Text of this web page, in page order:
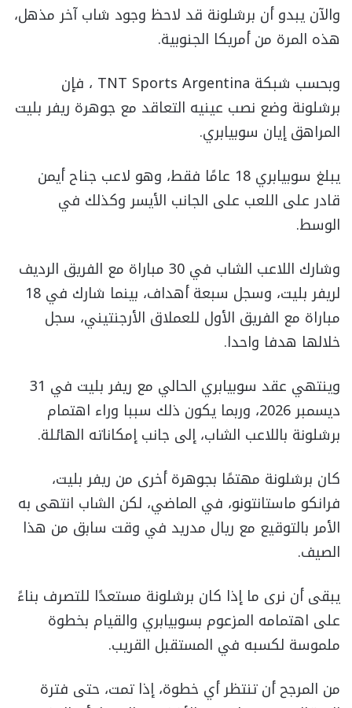
والآن يبدو أن برشلونة قد لاحظ وجود شاب آخر مذهل،
هذه المرة من أمريكا الجنوبية.
وبحسب شبكة TNT Sports Argentina ، فإن
برشلونة وضع نصب عينيه التعاقد مع جوهرة ريفر بليت
المراهق إيان سوبيابري.
يبلغ سوبيابري 18 عامًا فقط، وهو لاعب جناح أيمن
قادر على اللعب على الجانب الأيسر وكذلك في
الوسط.
وشارك اللاعب الشاب في 30 مباراة مع الفريق الرديف
لريفر بليت، وسجل سبعة أهداف، بينما شارك في 18
مباراة مع الفريق الأول للعملاق الأرجنتيني، سجل
خلالها هدفا واحدا.
وينتهي عقد سوبيابري الحالي مع ريفر بليت في 31
ديسمبر 2026، وربما يكون ذلك سببا وراء اهتمام
برشلونة باللاعب الشاب، إلى جانب إمكاناته الهائلة.
كان برشلونة مهتمًا بجوهرة أخرى من ريفر بليت،
فرانكو ماستانتونو، في الماضي، لكن الشاب انتهى به
الأمر بالتوقيع مع ريال مدريد في وقت سابق من هذا
الصيف.
يبقى أن نرى ما إذا كان برشلونة مستعدًا للتصرف بناءً
على اهتمامه المزعوم بسوبيابري والقيام بخطوة
ملموسة لكسبه في المستقبل القريب.
من المرجح أن تنتظر أي خطوة، إذا تمت، حتى فترة